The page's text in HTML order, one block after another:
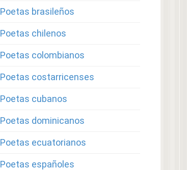
Poetas brasileños
Poetas chilenos
Poetas colombianos
Poetas costarricenses
Poetas cubanos
Poetas dominicanos
Poetas ecuatorianos
Poetas españoles